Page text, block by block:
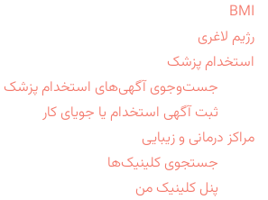
BMI
رژیم لاغری
استخدام پزشک
جست‌وجوی آگهی‌های استخدام پزشک
ثبت آگهی استخدام یا جویای کار
مراکز درمانی و زیبایی
جستجوی کلینیک‌ها
پنل کلینیک من